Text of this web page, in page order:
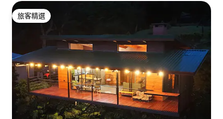
旅客精選
旅客精選